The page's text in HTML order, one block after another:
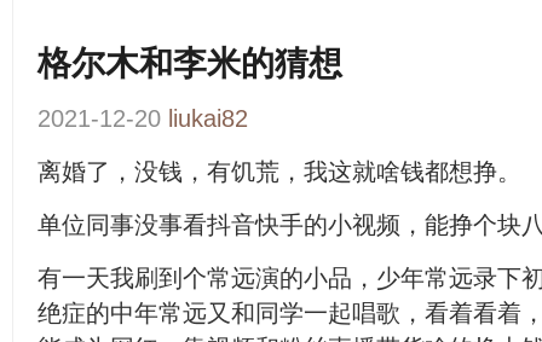
格尔木和李米的猜想
2021-12-20 liukai82
离婚了，没钱，有饥荒，我这就啥钱都想挣。
单位同事没事看抖音快手的小视频，能挣个块
有一天我刷到个常远演的小品，少年常远录下
绝症的中年常远又和同学一起唱歌，看着看着